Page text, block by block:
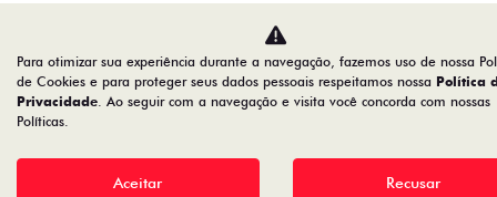
Para otimizar sua experiência durante a navegação, fazemos uso de nossa
de Cookies e para proteger seus dados pessoais respeitamos nossa Política
Privacidade. Ao seguir com a navegação e visita você concorda com nossas
Políticas.
Aceitar Recusar